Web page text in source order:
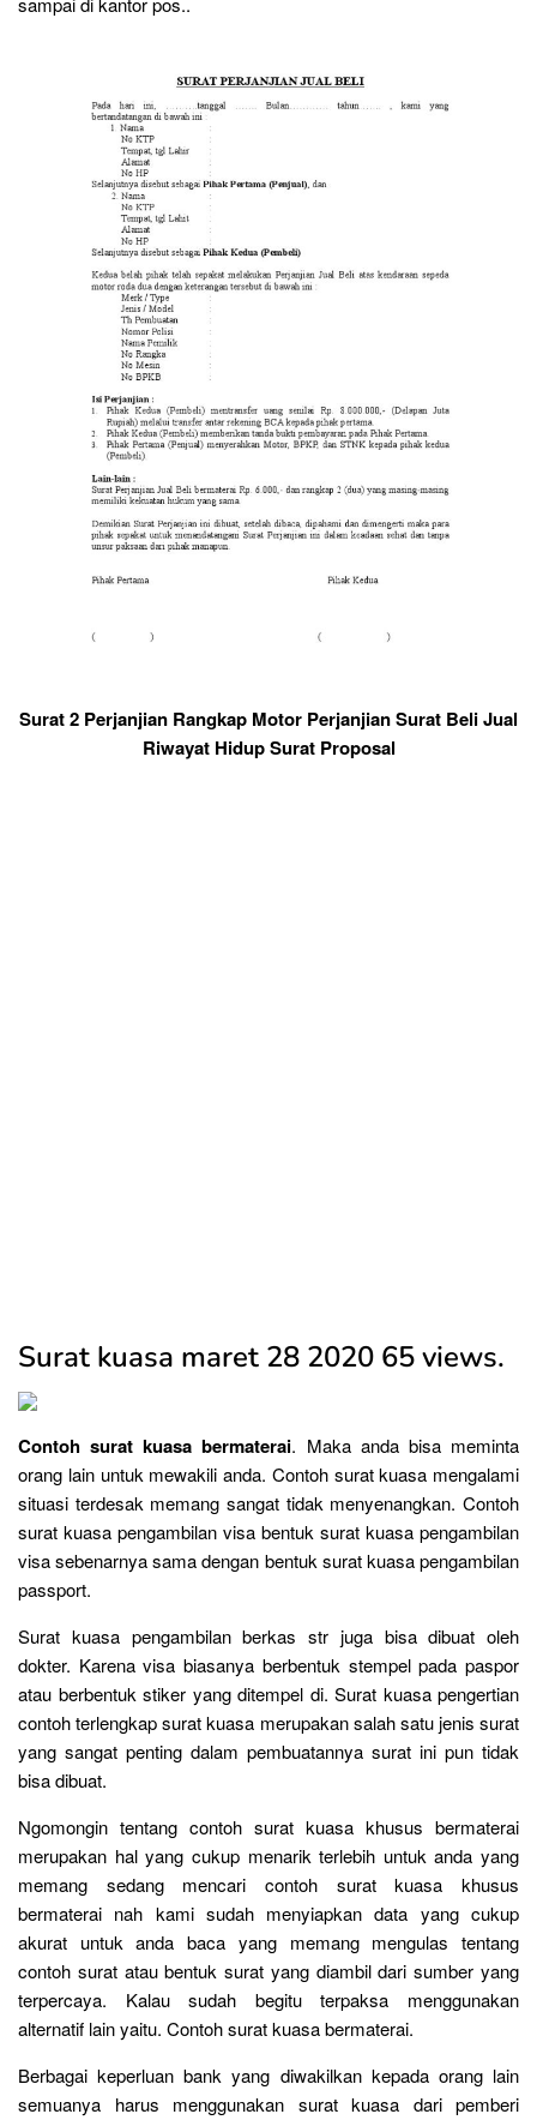
Surat 2 Perjanjian Rangkap Motor Perjanjian Surat Beli Jual
Riwayat Hidup Surat Proposal
Surat kuasa maret 28 2020 65 views.
Contoh surat kuasa bermaterai. Maka anda bisa meminta
orang lain untuk mewakili anda. Contoh surat kuasa mengalami
situasi terdesak memang sangat tidak menyenangkan. Contoh
surat kuasa pengambilan visa bentuk surat kuasa pengambilan
visa sebenarnya sama dengan bentuk surat kuasa pengambilan
passport.
Surat kuasa pengambilan berkas str juga bisa dibuat oleh
dokter. Karena visa biasanya berbentuk stempel pada paspor
atau berbentuk stiker yang ditempel di. Surat kuasa pengertian
contoh terlengkap surat kuasa merupakan salah satu jenis surat
yang sangat penting dalam pembuatannya surat ini pun tidak
bisa dibuat.
Ngomongin tentang contoh surat kuasa khusus bermaterai
merupakan hal yang cukup menarik terlebih untuk anda yang
memang sedang mencari contoh surat kuasa khusus
bermaterai nah kami sudah menyiapkan data yang cukup
akurat untuk anda baca yang memang mengulas tentang
contoh surat atau bentuk surat yang diambil dari sumber yang
terpercaya. Kalau sudah begitu terpaksa menggunakan
alternatif lain yaitu. Contoh surat kuasa bermaterai.
Berbagai keperluan bank yang diwakilkan kepada orang lain
semuanya harus menggunakan surat kuasa dari pemberi